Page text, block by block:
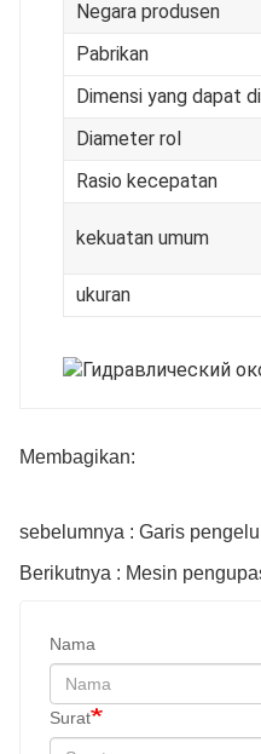
Negara produsen
Pabrikan
Dimensi yang dapat
Diameter rol
Rasio kecepatan
kekuatan umum
ukuran
Membagikan:
Berikutnya : Mesin
Nama
Surat